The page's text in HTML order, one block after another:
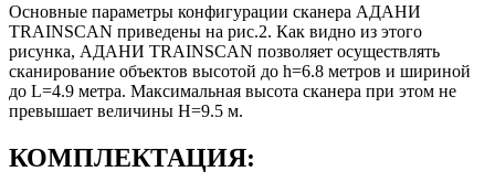
Основные параметры конфигурации сканера АДАНИ
TRAINSCAN приведены на рис.2. Как видно из этого
рисунка, АДАНИ TRAINSCAN позволяет осуществлять
сканирование объектов высотой до h=6.8 метров и шириной
до L=4.9 метра. Максимальная высота сканера при этом не
превышает величины H=9.5 м.
КОМПЛЕКТАЦИЯ: